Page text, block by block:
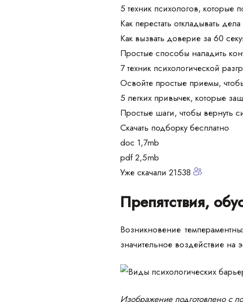
5 техник психологов, которые
Как перестать откладывать
Как вызвать доверие за 60
Простые способы наладить
7 техник психологической
Освойте простые приемы,
5 легких привычек, которые
Простые шаги, чтобы вернуть
Скачать подборку бесплатно
doc 1,7mb
pdf 2,5mb
Уже скачали 21538
Препятствия,
Возникновение
значительное воздействие
Изображение подготовлено с